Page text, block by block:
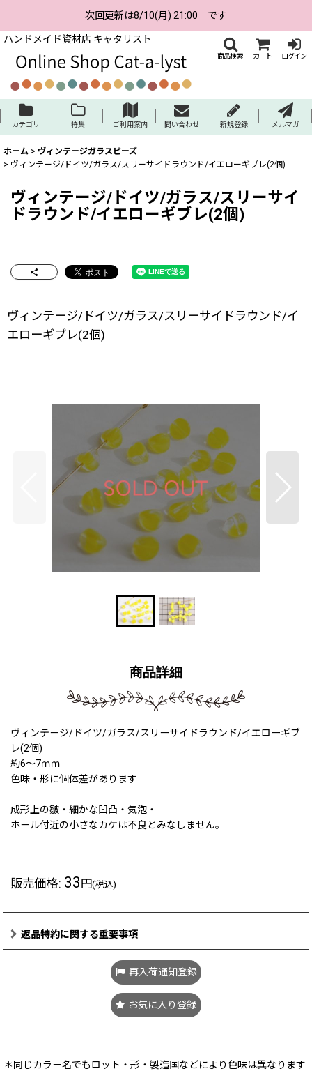
次回更新は8/10(月) 21:00 です
ハンドメイド資材店 キャタリスト
商品検索 カート ログイン
カテゴリ 特集 ご利用案内 問い合わせ 新規登録 メルマガ
ホーム > ヴィンテージガラスビーズ
> ヴィンテージ/ドイツ/ガラス/スリーサイドラウンド/イエローギブレ(2個)
ヴィンテージ/ドイツ/ガラス/スリーサイ
ドラウンド/イエローギブレ(2個)
ヴィンテージ/ドイツ/ガラス/スリーサイドラウンド/イ
エローギブレ(2個)
商品詳細
ヴィンテージ/ドイツ/ガラス/スリーサイドラウンド/イエローギブ
レ(2個)
約6〜7ｍｍ
色味・形に個体差があります
成形上の皺・細かな凹凸・気泡・
ホール付近の小さなカケは不良とみなしません。
販売価格: 33円(税込)
返品特約に関する重要事項
再入荷通知登録
お気に入り登録
＊同じカラー名でもロット・形・製造国などにより色味は異なります